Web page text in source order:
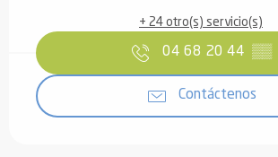
+ 24 otro(s) servicio(s)
04 68 20 44 ▒▒
Contáctenos